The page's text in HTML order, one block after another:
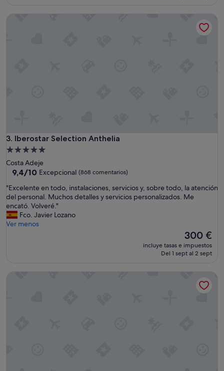
3. Iberostar Selection Anthelia
Iberostar Selection Anthelia
Alojamiento
de
5.0 estrellas
Costa Adeje
9.4
10,
Excepcional,
(868 comentarios)
9,4/10 Excepcional (868 comentarios)
"
E
x
c
e
"Excelente en todo, instalaciones, servicios y, sobre todo, la atención
del personal. Muchos detalles y servicios personalizados. Me
encató. Volveré."
Fco. Javier Lozano
Ver menos
El
precio
actual
300 €
incluye tasas e impuestos
Del 1 sept al 2 sept